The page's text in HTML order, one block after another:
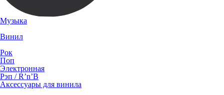
Музыка
Винил
Рок
Поп
Электронная
Рэп / R’n’B
Аксессуары для винила